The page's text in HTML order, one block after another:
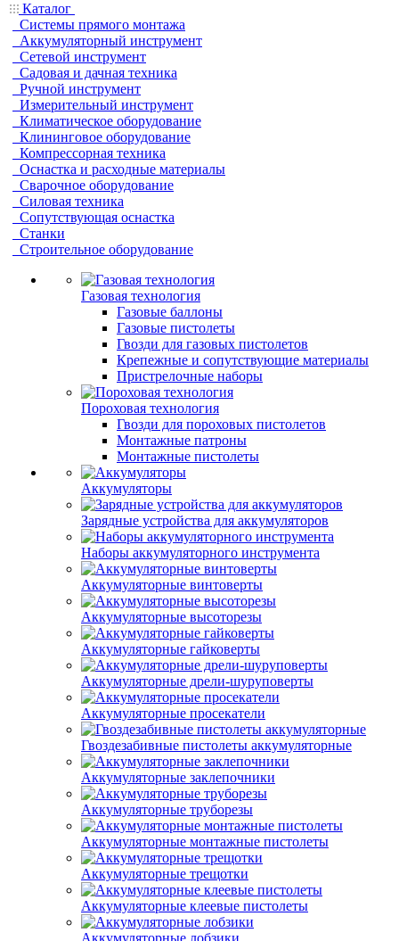
Каталог
Системы прямого монтажа
Аккумуляторный инструмент
Сетевой инструмент
Садовая и дачная техника
Ручной инструмент
Измерительный инструмент
Климатическое оборудование
Клининговое оборудование
Компрессорная техника
Оснастка и расходные материалы
Сварочное оборудование
Силовая техника
Сопутствующая оснастка
Станки
Строительное оборудование
Газовая технология
Газовые баллоны
Газовые пистолеты
Гвозди для газовых пистолетов
Крепежные и сопутствующие материалы
Пристрелочные наборы
Пороховая технология
Гвозди для пороховых пистолетов
Монтажные патроны
Монтажные пистолеты
Аккумуляторы
Зарядные устройства для аккумуляторов
Наборы аккумуляторного инструмента
Аккумуляторные винтоверты
Аккумуляторные высоторезы
Аккумуляторные гайковерты
Аккумуляторные дрели-шуруповерты
Аккумуляторные просекатели
Гвоздезабивные пистолеты аккумуляторные
Аккумуляторные заклепочники
Аккумуляторные труборезы
Аккумуляторные монтажные пистолеты
Аккумуляторные трещотки
Аккумуляторные клеевые пистолеты
Аккумуляторные лобзики